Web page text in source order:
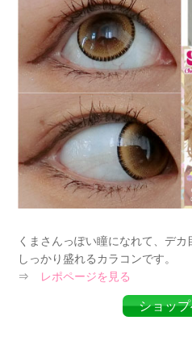
くまさんっぽい瞳になれて、デカ
しっかり盛れるカラコンです。
⇒ レポページを見る
ショッ